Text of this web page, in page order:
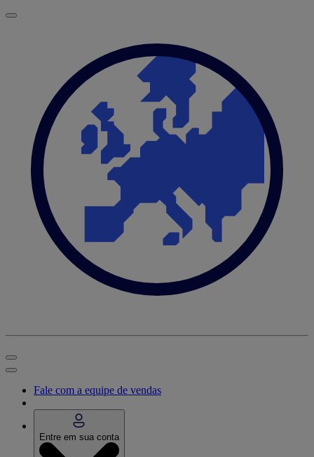
Fale com a equipe de vendas
Entre em sua conta